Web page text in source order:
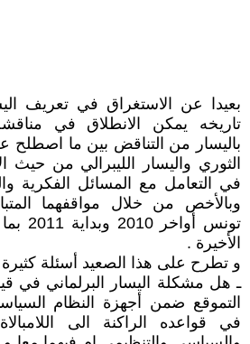
بعيدا عن الاستغراق في تعريف
تاريخه يمكن الانطلاق في
باليسار من التناقض بين ما اصطلح
الثوري واليسار الليبرالي من حيث
في التعامل مع المسائل الفكرية
وبالأخص من خلال مواقفهما
تونس
الأخيرة .
و تطرح على هذا الصعيد أسئلة كثيرة
ـ هل مشكلة اليسار البرلماني في
التموقع ضمن أجهزة النظام
في قواعده الراكنة الى